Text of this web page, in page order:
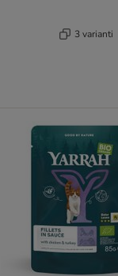
3 varianti